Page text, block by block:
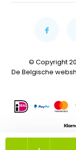
© Copyright
De Belgische